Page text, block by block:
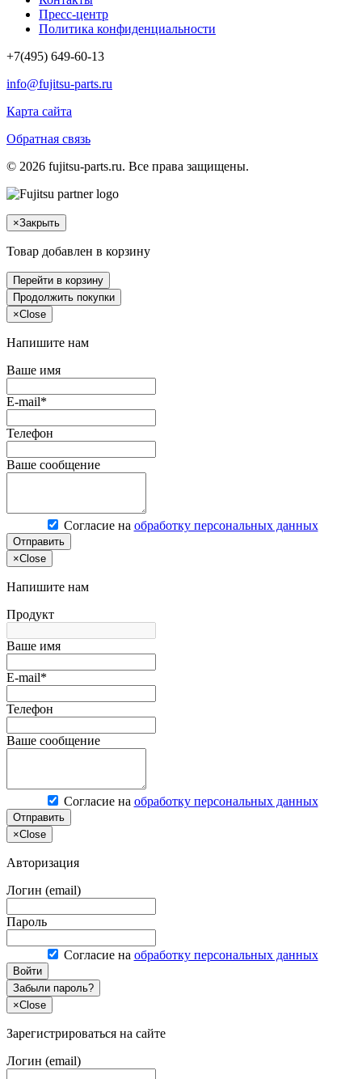
Пресс-центр
Политика конфиденциальности
+7(495) 649-60-13
info@fujitsu-parts.ru
Карта сайта
Обратная связь
© 2026 fujitsu-parts.ru. Все права защищены.
×Закрыть
Товар добавлен в корзину
Перейти в корзину
Продолжить покупки
×Close
Напишите нам
Ваше имя
E-mail*
Телефон
Ваше сообщение
Согласие на обработку персональных данных
Отправить
×Close
Напишите нам
Продукт
Ваше имя
E-mail*
Телефон
Ваше сообщение
Согласие на обработку персональных данных
Отправить
×Close
Авторизация
Логин (email)
Пароль
Согласие на обработку персональных данных
Войти
Забыли пароль?
×Close
Зарегистрироваться на сайте
Логин (email)